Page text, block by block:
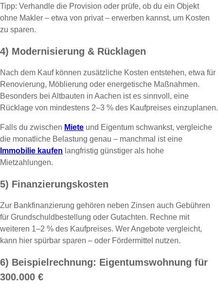
Tipp: Verhandle die Provision oder prüfe, ob du ein Objekt
ohne Makler – etwa von privat – erwerben kannst, um Kosten
zu sparen.
4) Modernisierung & Rücklagen
Nach dem Kauf können zusätzliche Kosten entstehen, etwa für
Renovierung, Möblierung oder energetische Maßnahmen.
Besonders bei Altbauten in Aachen ist es sinnvoll, eine
Rücklage von mindestens 2–3 % des Kaufpreises einzuplanen.
Falls du zwischen Miete und Eigentum schwankst, vergleiche
die monatliche Belastung genau – manchmal ist eine
Immobilie kaufen langfristig günstiger als hohe
Mietzahlungen.
5) Finanzierungskosten
Zur Bankfinanzierung gehören neben Zinsen auch Gebühren
für Grundschuldbestellung oder Gutachten. Rechne mit
weiteren 1–2 % des Kaufpreises. Wer Angebote vergleicht,
kann hier spürbar sparen – oder Fördermittel nutzen.
6) Beispielrechnung: Eigentumswohnung für
300.000 €